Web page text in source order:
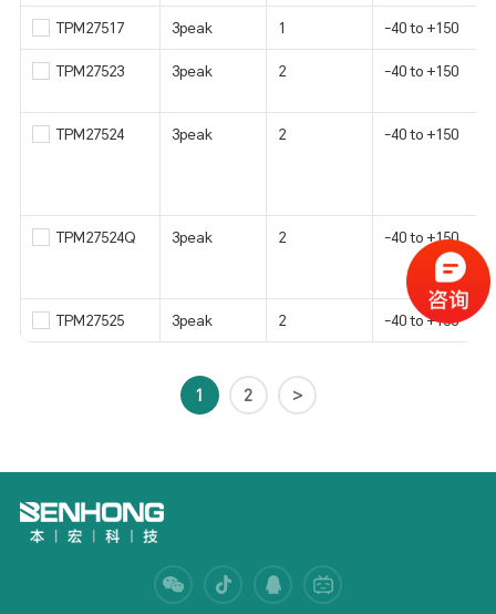
TPM27517 3peak 1 -40 to +150
TPM27523 3peak 2 -40 to +150
TPM27524 3peak 2 -40 to +150
TPM27524Q 3peak 2 -40 to +150
TPM27525 3peak 2 -40 to +150
1 2 >